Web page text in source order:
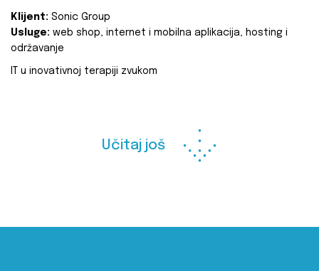
Klijent: Sonic Group
Usluge: web shop, internet i mobilna aplikacija, hosting i
održavanje
IT u inovativnoj terapiji zvukom
Učitaj još